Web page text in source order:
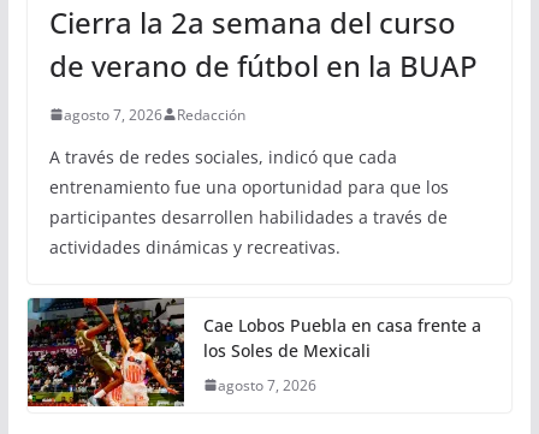
Cierra la 2a semana del curso
de verano de fútbol en la BUAP
agosto 7, 2026 Redacción
A través de redes sociales, indicó que cada
entrenamiento fue una oportunidad para que los
participantes desarrollen habilidades a través de
actividades dinámicas y recreativas.
Cae Lobos Puebla en casa frente a
los Soles de Mexicali
agosto 7, 2026